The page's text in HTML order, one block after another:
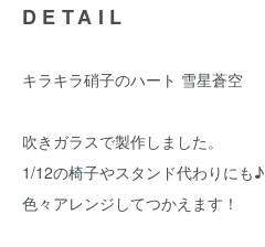
DETAIL
キラキラ硝子のハート 雪星蒼空
吹きガラスで製作しました。
1/12の椅子やスタンド代わりにも♪
色々アレンジしてつかえます！